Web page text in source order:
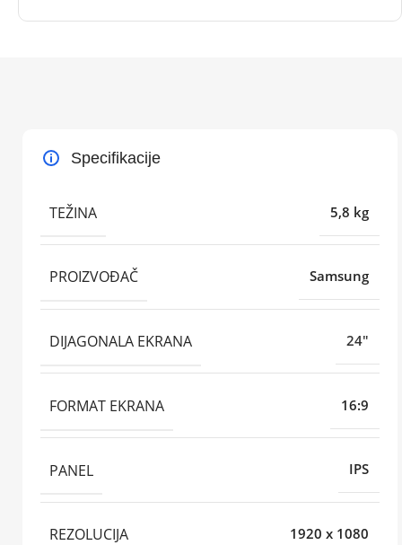
Specifikacije
TEŽINA 5,8 kg
PROIZVOĐAČ Samsung
DIJAGONALA EKRANA 24"
FORMAT EKRANA 16:9
PANEL IPS
REZOLUCIJA 1920 x 1080